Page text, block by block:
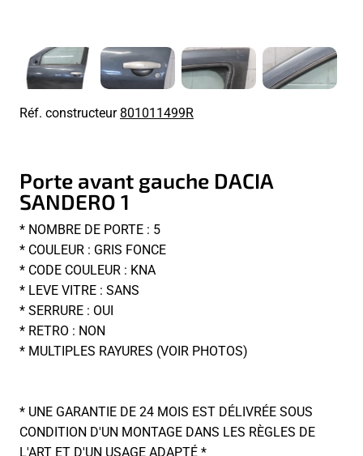
Réf. constructeur801011499R
Porte avant gauche DACIA
SANDERO 1
* NOMBRE DE PORTE : 5
* COULEUR : GRIS FONCE
* CODE COULEUR : KNA
* LEVE VITRE : SANS
* SERRURE : OUI
* RETRO : NON
* MULTIPLES RAYURES (VOIR PHOTOS)
* UNE GARANTIE DE 24 MOIS EST DÉLIVRÉE SOUS
CONDITION D'UN MONTAGE DANS LES RÈGLES DE
L'ART ET D'UN USAGE ADAPTÉ *